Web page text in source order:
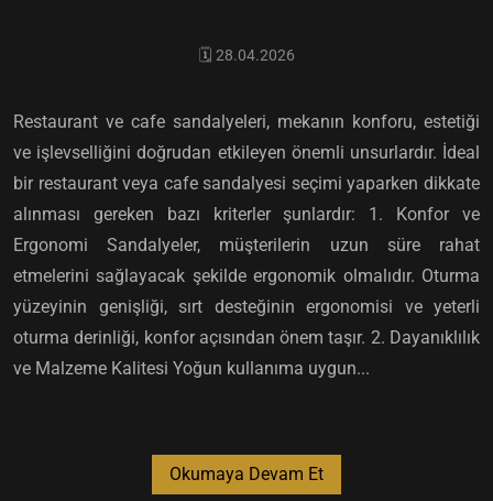
🗓️ 28.04.2026
Restaurant ve cafe sandalyeleri, mekanın konforu, estetiği
ve işlevselliğini doğrudan etkileyen önemli unsurlardır. İdeal
bir restaurant veya cafe sandalyesi seçimi yaparken dikkate
alınması gereken bazı kriterler şunlardır: 1. Konfor ve
Ergonomi Sandalyeler, müşterilerin uzun süre rahat
etmelerini sağlayacak şekilde ergonomik olmalıdır. Oturma
yüzeyinin genişliği, sırt desteğinin ergonomisi ve yeterli
oturma derinliği, konfor açısından önem taşır. 2. Dayanıklılık
ve Malzeme Kalitesi Yoğun kullanıma uygun...
Okumaya Devam Et